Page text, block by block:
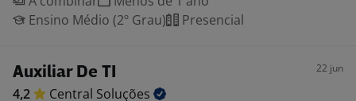
Ensino Médio (2º Grau)
Presencial
Auxiliar De TI 22 jun
4,2 Central Soluções